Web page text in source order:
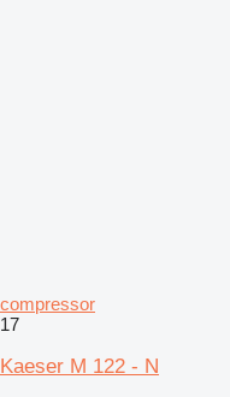
compressor
17
Kaeser M 122 - N